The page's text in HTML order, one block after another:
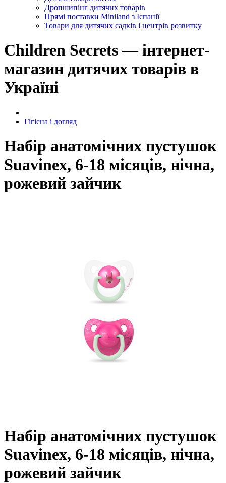
Дропшипінг дитячих товарів
Прямі поставки Miniland з Іспанії
Товари для дитячих садків і центрів розвитку
Children Secrets — інтернет-
магазин дитячих товарів в
Україні
Гігієна і догляд
Набір анатомічних пустушок
Suavinex, 6-18 місяців, нічна,
рожевий зайчик
Набір анатомічних пустушок
Suavinex, 6-18 місяців, нічна,
рожевий зайчик